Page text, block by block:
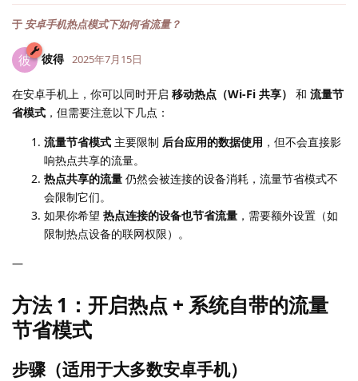
于 安卓手机热点模式下如何省流量？
彼 彼得 2025年7月15日
在安卓手机上，你可以同时开启 移动热点（Wi-Fi 共享） 和 流量节
省模式 ，但需要注意以下几点：
流量节省模式 主要限制 后台应用的数据使用 ，但不会直接影
响热点共享的流量。
热点共享的流量 仍然会被连接的设备消耗，流量节省模式不
会限制它们。
如果你希望 热点连接的设备也节省流量 ，需要额外设置（如
限制热点设备的联网权限）。
—
方法 1：开启热点 + 系统自带的流量
节省模式
步骤（适用于大多数安卓手机）